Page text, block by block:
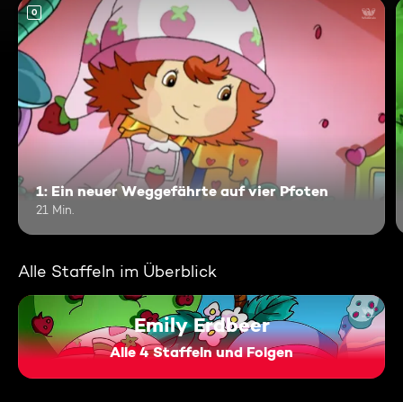
0
1: Ein neuer Weggefährte auf vier Pfoten
21 Min.
Alle Staffeln im Überblick
Emily Erdbeer
Alle 4 Staffeln und Folgen